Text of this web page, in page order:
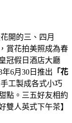
開的三、四月
賞花拍美照成為春
冠假日酒店大廳
6月30日推出 「花
工製成各式小巧
點。三五好友相約
雙人英式下午茶】